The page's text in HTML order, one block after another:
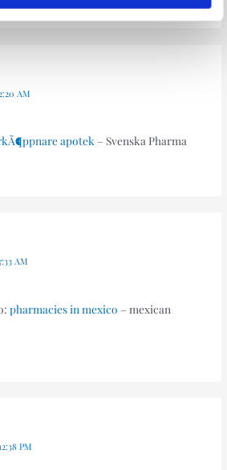
AM
apotek – Svenska Pharma
AM
pharmacies in mexico – mexican
PM